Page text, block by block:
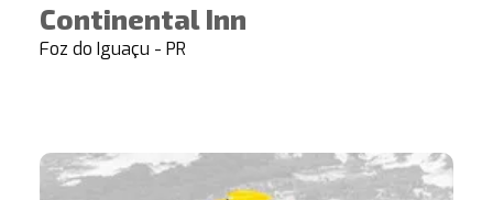
Continental Inn
Foz do Iguaçu - PR